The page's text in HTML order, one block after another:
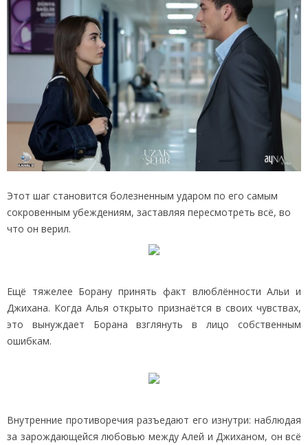
Этот шаг становится болезненным ударом по его самым
сокровенным убеждениям, заставляя пересмотреть всё, во
что он верил.
Ещё тяжелее Борану принять факт влюблённости Альи и
Джихана. Когда Алья открыто признаётся в своих чувствах,
это вынуждает Борана взглянуть в лицо собственным
ошибкам.
Внутренние противоречия разъедают его изнутри: наблюдая
за зарождающейся любовью между Алей и Джиханом, он всё